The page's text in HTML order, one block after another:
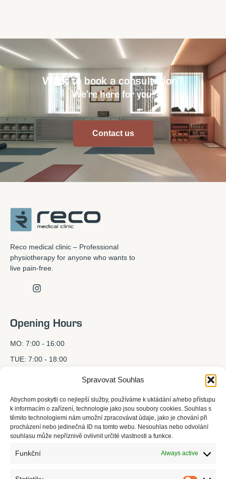
Spravovat Souhlas
Abychom poskytli co nejlepší služby, používáme k ukládání a/nebo přístupu
k informacím o zařízení, technologie jako jsou soubory cookies. Souhlas s
těmito technologiemi nám umožní zpracovávat údaje, jako je chování při
procházení nebo jedinečná ID na tomto webu. Nesouhlas nebo odvolání
souhlasu může nepříznivě ovlivnit určité vlastnosti a funkce.
Funkční Always active
Want to book a consultation?
We’re here for you!
Contact us
Reco medical clinic – Professional
physiotherapy for anyone who wants to
live pain-free.
Opening Hours
MO: 7:00 - 16:00
TUE: 7:00 - 18:00
FRI: 7:00 - 15:00
SAT: BY APPOINTMENT
SUN: CLOSED